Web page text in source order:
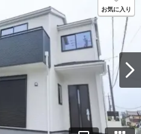
お気に入り